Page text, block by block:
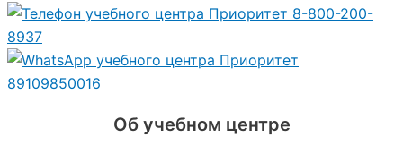
8-800-200-
8937
89109850016
Об учебном центре